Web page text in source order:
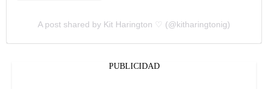
A post shared by Kit Harington ♡ (@kitharingtonig)
PUBLICIDAD